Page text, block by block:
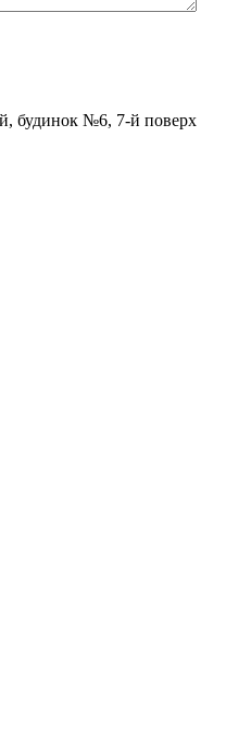
будинок №6, 7-й поверх